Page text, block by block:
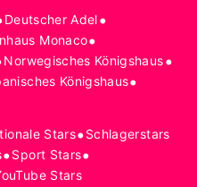
Deutscher Adel•
Monaco•
Norwegisches Königshaus•
Königshaus•
Stars•Schlagerstars
•Sport Stars•
Stars